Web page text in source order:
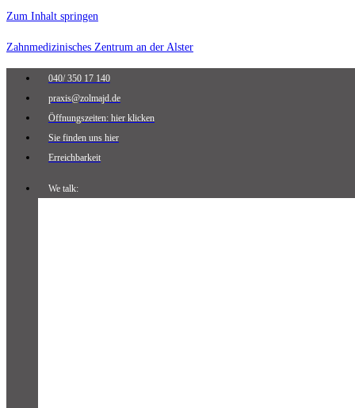
Zum Inhalt springen
Zahnmedizinisches Zentrum an der Alster
040/ 350 17 140
praxis@zolmajd.de
Öffnungszeiten: hier klicken
Sie finden uns hier
Erreichbarkeit
We talk: